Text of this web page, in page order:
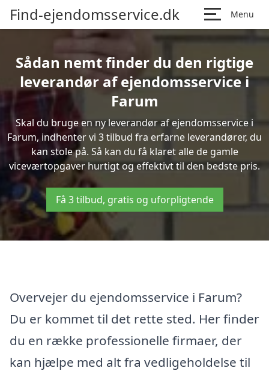
Find-ejendomsservice.dk Menu
Sådan nemt finder du den rigtige
leverandør af ejendomsservice i
Farum
Skal du bruge en ny leverandør af ejendomsservice i
Farum, indhenter vi 3 tilbud fra erfarne leverandører, du
kan stole på. Så kan du få klaret alle de gamle
viceværtopgaver hurtigt og effektivt til den bedste pris.
Få 3 tilbud, gratis og uforpligtende
Overvejer du ejendomsservice i Farum?
Du er kommet til det rette sted. Her finder
du en række professionelle firmaer, der
kan hjælpe med alt fra vedligeholdelse til